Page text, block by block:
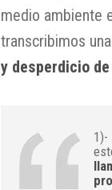
medio ambiente
transcribimos
y desperdicio
1)-